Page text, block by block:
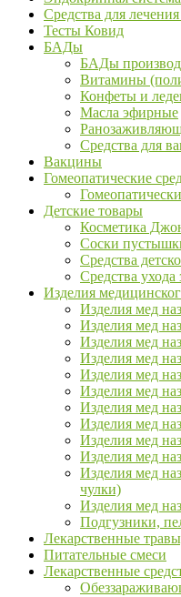
Средства для
Тесты Ковид
БАДы
БАДы
Витамины
Конфеты и
Масла эфирные
Средства для
Вакцины
Гомеопатические
Детские товары
Косметика
Соски
Средства
Средства
Изделия
Изделия мед
Изделия мед
Изделия мед
Изделия мед
Изделия мед
Изделия мед
Изделия мед
Изделия мед
Изделия мед
Изделия мед
Изделия мед
чулки)
Изделия мед
Подгузники,
Лекарственные
Питательные смеси
Лекарственные